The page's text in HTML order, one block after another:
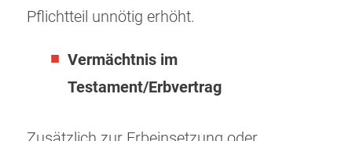
Pflichtteil unnötig erhöht.
Vermächtnis im
Testament/Erbvertrag